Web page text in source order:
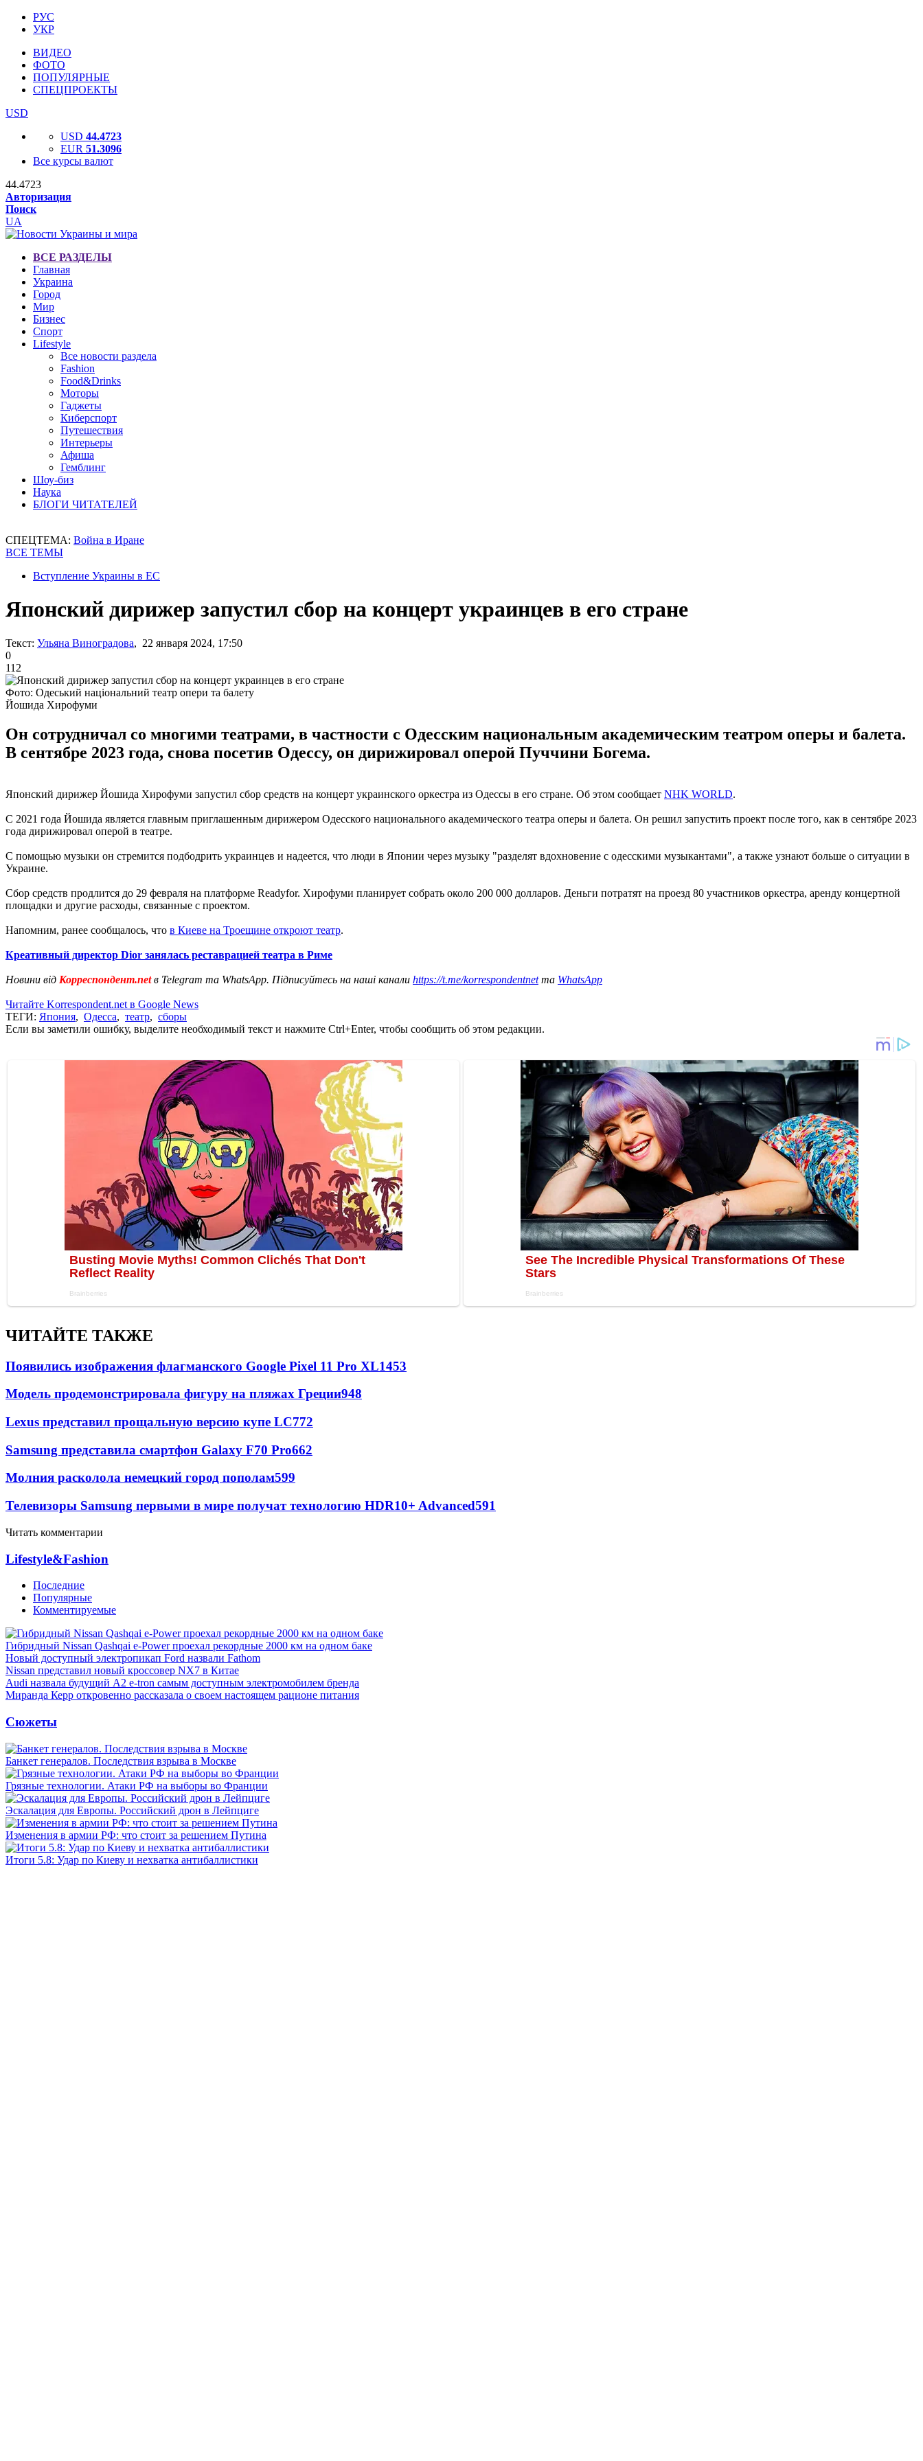
РУС
УКР
ВИДЕО
ФОТО
ПОПУЛЯРНЫЕ
СПЕЦПРОЕКТЫ
USD
USD 44.4723
EUR 51.3096
Все курсы валют
44.4723
Авторизация
Поиск
UA
ВСЕ РАЗДЕЛЫ
Главная
Украина
Город
Мир
Бизнес
Спорт
Lifestyle
Все новости раздела
Fashion
Food&Drinks
Моторы
Гаджеты
Киберспорт
Путешествия
Интерьеры
Афиша
Гемблинг
Шоу-биз
Наука
БЛОГИ ЧИТАТЕЛЕЙ
СПЕЦТЕМА: Война в Иране
ВСЕ ТЕМЫ
Вступление Украины в ЕС
Японский дирижер запустил сбор на концерт украинцев в его стране
Текст: Ульяна Виноградова, 22 января 2024, 17:50
0
112
Фото: Одеський національний театр опери та балету
Йошида Хирофуми
Он сотрудничал со многими театрами, в частности с Одесским национальным академическим театром оперы и балета.
В сентябре 2023 года, снова посетив Одессу, он дирижировал оперой Пуччини Богема.
Японский дирижер Йошида Хирофуми запустил сбор средств на концерт украинского оркестра из Одессы в его стране. Об этом сообщает NHK WORLD.
С 2021 года Йошида является главным приглашенным дирижером Одесского национального академического театра оперы и балета. Он решил запустить проект после того, как в сентябре 2023
года дирижировал оперой в театре.
С помощью музыки он стремится подбодрить украинцев и надеется, что люди в Японии через музыку "разделят вдохновение с одесскими музыкантами", а также узнают больше о ситуации в
Украине.
Сбор средств продлится до 29 февраля на платформе Readyfor. Хирофуми планирует собрать около 200 000 долларов. Деньги потратят на проезд 80 участников оркестра, аренду концертной
площадки и другие расходы, связанные с проектом.
Напомним, ранее сообщалось, что в Киеве на Троещине откроют театр.
Креативный директор Dior занялась реставрацией театра в Риме
Новини від Корреспондент.netв Telegram та WhatsApp. Підписуйтесь на наші канали https://t.me/korrespondentnetта WhatsApp
Читайте Korrespondent.net в Google News
ТЕГИ: Япония, Одесса, театр, сборы
Если вы заметили ошибку, выделите необходимый текст и нажмите Ctrl+Enter, чтобы сообщить об этом редакции.
ЧИТАЙТЕ ТАКЖЕ
Появились изображения флагманского Google Pixel 11 Pro XL1453
Модель продемонстрировала фигуру на пляжах Греции948
Lexus представил прощальную версию купе LC772
Samsung представила смартфон Galaxy F70 Pro662
Молния расколола немецкий город пополам599
Телевизоры Samsung первыми в мире получат технологию HDR10+ Advanced591
Читать комментарии
Lifestyle&Fashion
Последние
Популярные
Комментируемые
Гибридный Nissan Qashqai e-Power проехал рекордные 2000 км на одном баке
Новый доступный электропикап Ford назвали Fathom
Nissan представил новый кроссовер NX7 в Китае
Audi назвала будущий A2 e-tron самым доступным электромобилем бренда
Миранда Керр откровенно рассказала о своем настоящем рационе питания
Сюжеты
Банкет генералов. Последствия взрыва в Москве
Грязные технологии. Атаки РФ на выборы во Франции
Эскалация для Европы. Российский дрон в Лейпциге
Изменения в армии РФ: что стоит за решением Путина
Итоги 5.8: Удар по Киеву и нехватка антибаллистики